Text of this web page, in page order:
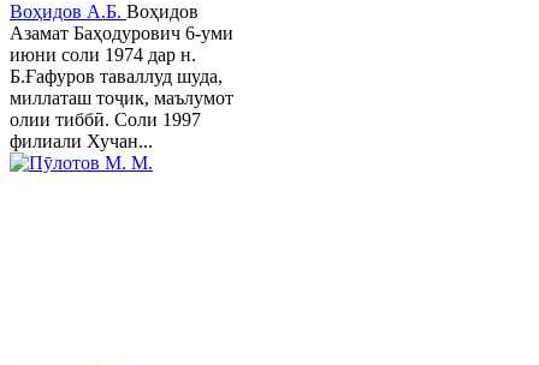
Воҳидов А.Б. Воҳидов
Азамат Баҳодурович 6-уми
июни соли 1974 дар н.
Б.Ғафуров таваллуд шуда,
миллаташ тоҷик, маълумот
олии тиббӣ. Соли 1997
филиали Хучан...